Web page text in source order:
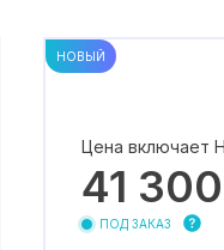
НОВЫЙ
Цена включает
41 300
ПОД ЗАКАЗ